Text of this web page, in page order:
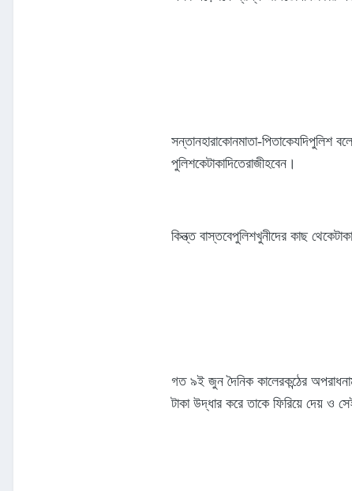
সন্তানহারাকোনমাতা-পিতাকেযদিপুলিশ
পুলিশকেটাকাদিতেরাজীহবেন।
কিন্ত্ত বাস্তবেপুলিশখুনীদের কাছ
গত ৯ই জুন দৈনিক কালেরকন্ঠের
টাকা উদ্ধার করে তাকে ফিরিয়ে দেয় ও